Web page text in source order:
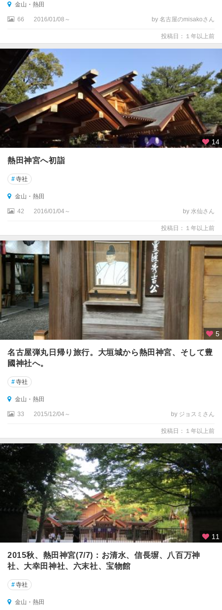
金山・熱田
66 2016/01/08～ by 名古屋のmisakoさん
投稿日：１年以上前
14
熱田神宮へ初詣
#寺社
金山・熱田
42 2016/01/04～ by 水仙さん
投稿日：１年以上前
5
名古屋弾丸日帰り旅行。大垣城から熱田神宮、そして豊
國神社へ。
#寺社
金山・熱田
33 2015/12/04～ by ジョスミさん
投稿日：１年以上前
11
2015秋、熱田神宮(7/7)：お清水、信長塀、八百万神
社、大幸田神社、六末社、宝物館
#寺社
金山・熱田